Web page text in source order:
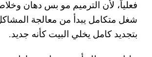
فعلياً، لأن الترميم مو بس دهان
شغل متكامل يبدأ من معالجة
بتجديد كامل يخلي البيت كأنه جديد.